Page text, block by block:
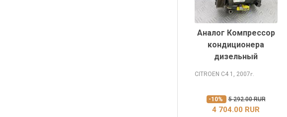
Аналог Компрессор
кондиционера
дизельный
CITROEN C4 1, 2007г.
-10% 5 292.00 RUR
4 704.00 RUR